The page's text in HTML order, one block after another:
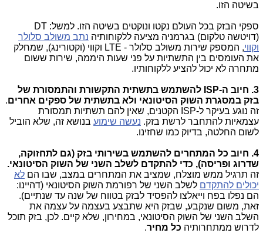
בשיטה הזו.
ספקי הבזק בכל העולם נקטו ונוקטים בשיטה הזו. למשל: DT
(דויטשה טלקום) בגרמניה מציעה ללקוחותיה נתב משולב סלולר
וקווי
, המספק שירות משולב סלולר - LTE וקווי (וקטורינג), שמחלק
את העומסים בין התשתיות על פני שעות היממה, שירות ששום
מתחרה לא יכול להציע ללקוחותיו.
3. חיוב ה-ISP להשתמש בתשתית התקשורת והתמסורת של
בזק במסגרת השוק הסיטונאי ולא בתשתית של ספקים אחרים.
זה נוגע בעיקר ל-ISP הקטנים, שאין להם תשתיות תמסורת
עצמאיות להתחבר לרשת בזק. נעשה שימוע בנושא זה, שלא הוביל
לשום החלטה, בדיוק כמו שחזינו.
4. חיוב כל המתחרים להשתמש בשירותי בזק (גם לתחזוקה,
שדרוג ופריסה), כדי להתקדם לשלב השני של השוק הסיטונאי.
זה תרגיל ממש מוצלח, שמציב את המתחרים במצב, שבו הם לא
יכולים להתקדם לשלב השני של רפורמת השוק הסיטונאי (דהיינו:
הם נפלו בפח וייאלצו להפסיד לבזק בטווח של שנה עד שנתיים).
זאת, משום שנקבע, שבזק היא שתבצע בעצמה על עצמה את
השלב השני של השוק הסיטונאי, במחירון, שלא קיים. לכן, בזק תוכל
לדרוש ממתחרותיה כל מחיר.